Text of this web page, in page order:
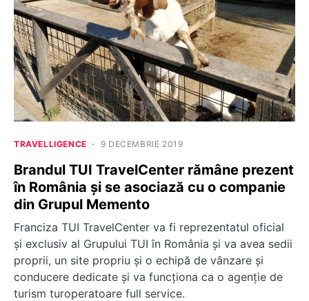
TRAVELLIGENCE 9 DECEMBRIE 2019
Brandul TUI TravelCenter rămâne prezent
în România și se asociază cu o companie
din Grupul Memento
Franciza TUI TravelCenter va fi reprezentatul oficial
și exclusiv al Grupului TUI în România și va avea sedii
proprii, un site propriu și o echipă de vânzare și
conducere dedicate și va funcționa ca o agenție de
turism turoperatoare full service.